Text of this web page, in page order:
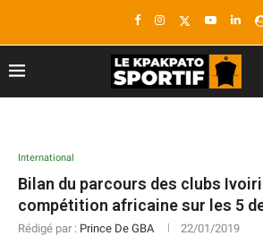
International
Bilan du parcours des clubs
compétition africaine sur les 5
Rédigé par : Prince De GBA 22/01/2019